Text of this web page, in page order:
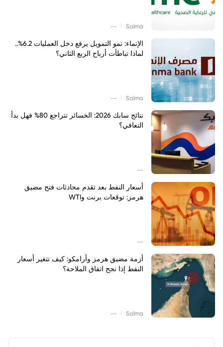
Salma
--
الإنماء: نمو التمويل يرفع دخل العمليات 6.2%..
لماذا تباطأت أرباح الربع الثاني؟
Salma
--
نتائج سابك 2026: الخسائر تتراجع 80% فهل بدأ
التعافي؟
--
أسعار النفط بعد تقدم محادثات فتح مضيق
هرمز: توقعات برنت وWTI
--
أزمة مضيق هرمز وأرامكو: كيف تتغير أسعار
النفط إذا نجح اتفاق الملاحة؟
Salma
--